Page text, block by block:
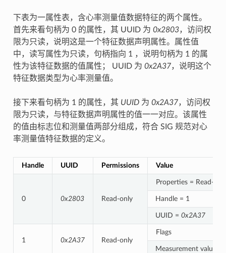
下表为一属性表，含心率测量值数据特征的两个属性。
首先来看句柄为 0 的属性，其 UUID 为 0x2803，访问权
限为只读，说明这是一个特征数据声明属性。属性值
中，读写属性为只读，句柄指向 1 ，说明句柄为 1 的属
性为该特征数据的值属性； UUID 为 0x2A37，说明这个
特征数据类型为心率测量值。
接下来看句柄为 1 的属性，其 UUID为 0x2A37，访问权
限为只读，与特征数据声明属性的值一一对应。该属性
的值由标志位和测量值两部分组成，符合 SIG 规范对心
率测量值特征数据的定义。
Handle UUID Permissions Value
0 0x2803 Read-only
Properties = Read-
Handle = 1
UUID = 0x2A37
1 0x2A37 Read-only
Flags
Measurement value